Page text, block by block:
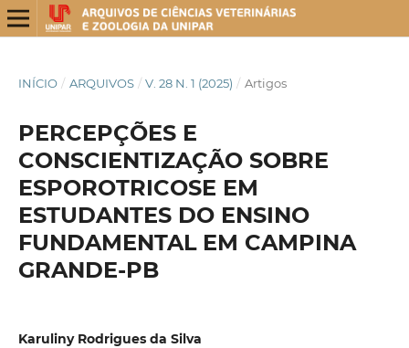
INÍCIO / ARQUIVOS / V. 28 N. 1 (2025) / Artigos
PERCEPÇÕES E
CONSCIENTIZAÇÃO SOBRE
ESPOROTRICOSE EM
ESTUDANTES DO ENSINO
FUNDAMENTAL EM CAMPINA
GRANDE-PB
Karuliny Rodrigues da Silva